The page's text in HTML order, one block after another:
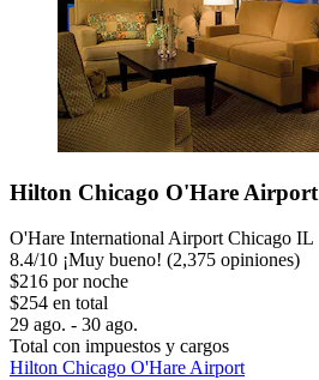
Hilton Chicago O'Hare Airport
O'Hare International Airport Chicago IL
8.4/10 ¡Muy bueno! (2,375 opiniones)
$216 por noche
$254 en total
29 ago. - 30 ago.
Total con impuestos y cargos
Hilton Chicago O'Hare Airport